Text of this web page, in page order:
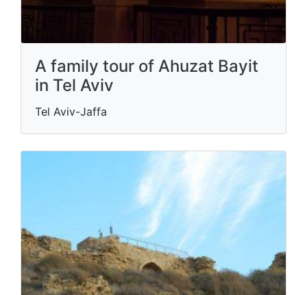
A family tour of Ahuzat Bayit
in Tel Aviv
Tel Aviv-Jaffa